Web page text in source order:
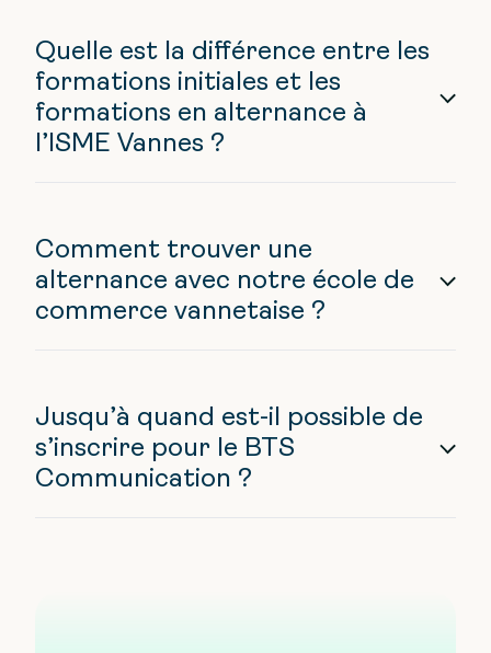
Quelle est la différence entre les
formations initiales et les
formations en alternance à
l’ISME Vannes ?
Comment trouver une
alternance avec notre école de
commerce vannetaise ?
Jusqu’à quand est-il possible de
s’inscrire pour le BTS
Communication ?